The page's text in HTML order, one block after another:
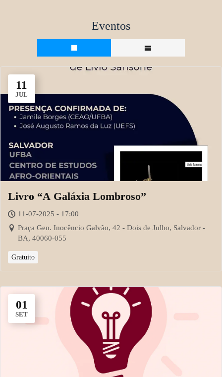
Eventos
11
JUL
Livro “A Galáxia Lombroso”
11-07-2025 - 17:00
Praça Gen. Inocêncio Galvão, 42 - Dois de Julho, Salvador -
BA, 40060-055
Gratuito
01
SET